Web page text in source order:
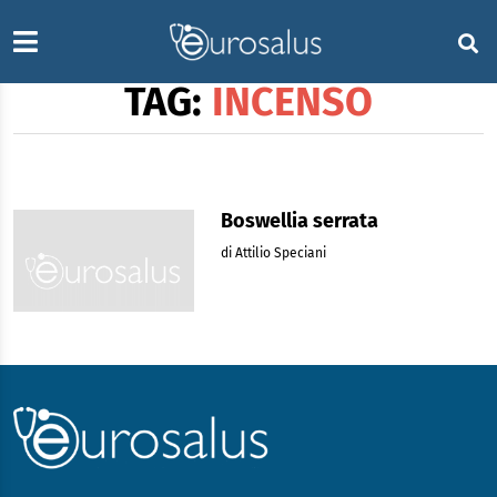
TAG: INCENSO
Boswellia serrata
di Attilio Speciani